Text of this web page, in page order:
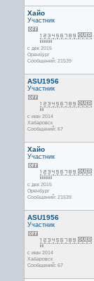
Хайо
Участник
с дек 2015
Оренбург
Сообщений: 21539
ASU1956
Участник
с июн 2014
Хабаровск
Сообщений: 67
Хайо
Участник
с дек 2015
Оренбург
Сообщений: 21539
ASU1956
Участник
с июн 2014
Хабаровск
Сообщений: 67